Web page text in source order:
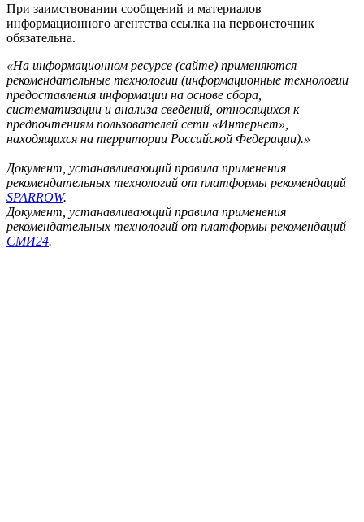
При заимствовании сообщений и материалов
информационного агентства ссылка на первоисточник
обязательна.
«На информационном ресурсе (сайте) применяются
рекомендательные технологии (информационные технологии
предоставления информации на основе сбора,
систематизации и анализа сведений, относящихся к
предпочтениям пользователей сети «Интернет»,
находящихся на территории Российской Федерации).»
Документ, устанавливающий правила применения
рекомендательных технологий от платформы рекомендаций
SPARROW.
Документ, устанавливающий правила применения
рекомендательных технологий от платформы рекомендаций
СМИ24.